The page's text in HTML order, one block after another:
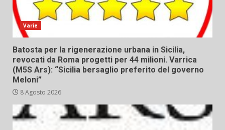
Varie
Batosta per la rigenerazione urbana in Sicilia,
revocati da Roma progetti per 44 milioni. Varrica
(M5S Ars): “Sicilia bersaglio preferito del governo
Meloni”
8 Agosto 2026